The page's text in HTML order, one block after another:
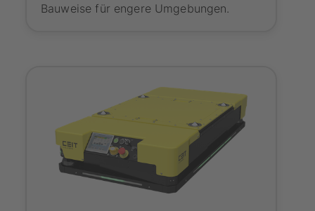
Bauweise für engere Umgebungen.